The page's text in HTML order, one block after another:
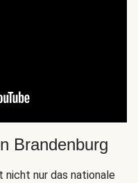
Brandenburg
nicht nur das nationale